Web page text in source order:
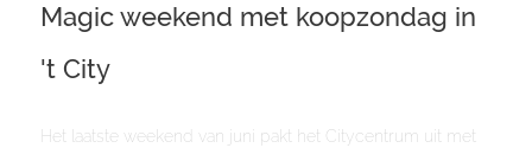
Magic weekend met koopzondag in
't City
Het laatste weekend van juni pakt het Citycentrum uit met